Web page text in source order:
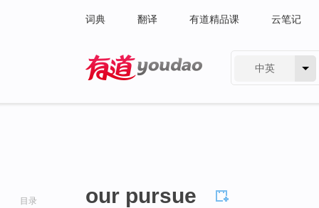
词典 翻译 有道精品课 云笔记
中英
目录 our pursue